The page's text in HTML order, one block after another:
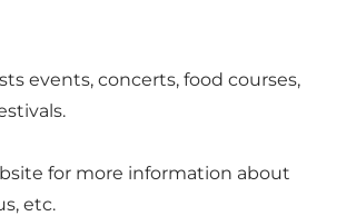
events, concerts, food courses,
for more information about
etc.